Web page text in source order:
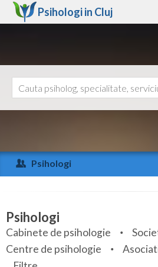
Psihologi in Cluj
Arad
Arges
Bihor
Bistrita-Nasaud
Ajutor
Psihologi
Specialitati
Servicii
Articole
Psihologi
Cabinete de psihologie
Centre de psihologie